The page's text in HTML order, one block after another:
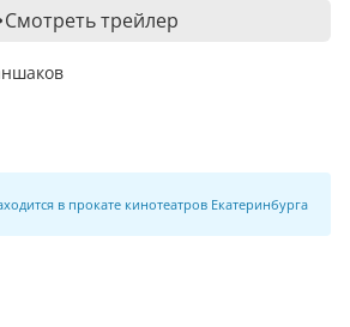
Смотреть трейлер
в прокате кинотеатров Екатеринбурга